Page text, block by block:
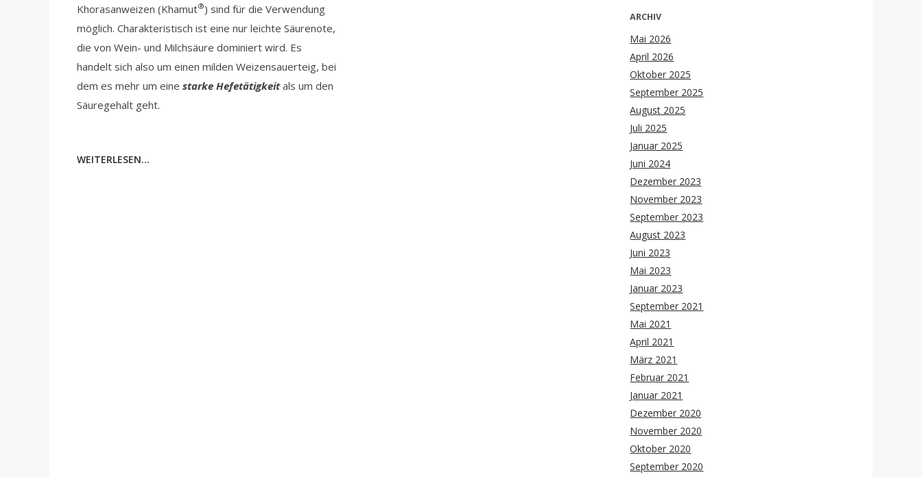
Khorasanweizen (Khamut®) sind für die Verwendung
möglich. Charakteristisch ist eine nur leichte Säurenote,
die von Wein- und Milchsäure dominiert wird. Es
handelt sich also um einen milden Weizensauerteig, bei
dem es mehr um eine starke Hefetätigkeitals um den
Säuregehalt geht.
WEITERLESEN...
ARCHIV
Mai 2026
April 2026
Oktober 2025
September 2025
August 2025
Juli 2025
Januar 2025
Juni 2024
Dezember 2023
November 2023
September 2023
August 2023
Juni 2023
Mai 2023
Januar 2023
September 2021
Mai 2021
April 2021
März 2021
Februar 2021
Januar 2021
Dezember 2020
November 2020
Oktober 2020
September 2020